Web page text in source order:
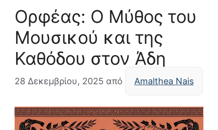
Ορφέας: Ο Μύθος του
Μουσικού και της
Καθόδου στον Άδη
28 Δεκεμβρίου, 2025 από Amalthea Nais